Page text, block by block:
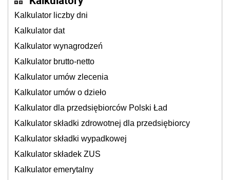
Kalkulator liczby dni
Kalkulator dat
Kalkulator wynagrodzeń
Kalkulator brutto-netto
Kalkulator umów zlecenia
Kalkulator umów o dzieło
Kalkulator dla przedsiębiorców Polski Ład
Kalkulator składki zdrowotnej dla przedsiębiorcy
Kalkulator składki wypadkowej
Kalkulator składek ZUS
Kalkulator emerytalny